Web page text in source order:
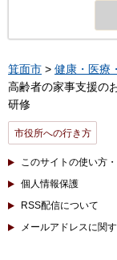
箕面市 > 健康・医療
高齢者の家事支援の
研修
市役所への行き方
このサイトの使い方
個人情報保護
RSS配信について
メールアドレスに関